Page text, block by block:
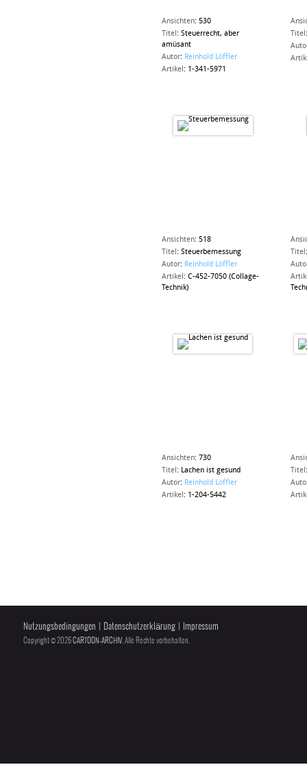
Ansichten: 530
Titel : Steuerrecht, aber
amüsant
Autor: Reinhold Löffler
Artikel : 1-341-5971
Titel
Ansichten: 518
Titel : Steuerbemessung
Autor: Reinhold Löffler
Artikel : C-452-7050 (Collage-
Technik)
Titel
Ansichten: 730
Titel : Lachen ist gesund
Autor: Reinhold Löffler
Artikel : 1-204-5442
Titel
Nutzungsbedingungen Datenschutzerklärung Impressum
Copyright © 2026CARTOON-ARCHIV, Alle Rechte vorbehalten.